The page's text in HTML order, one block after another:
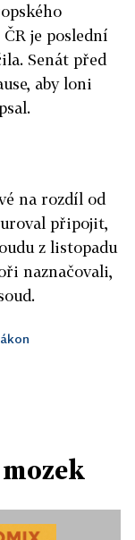
je poslední
Senát před
aby loni
na rozdíl od
připojit,
z listopadu
naznačovali,